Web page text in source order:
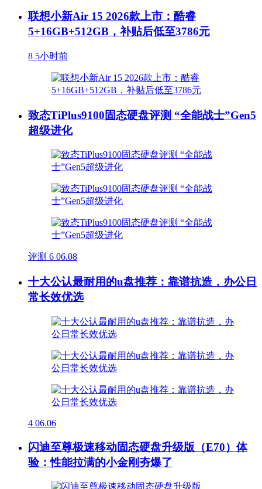
联想小新Air 15 2026款上市：酷睿
5+16GB+512GB，补贴后低至3786元
8 5小时前
致态TiPlus9100固态硬盘评测 “全能战士”Gen5
超级进化
评测 6 06.08
十大公认最耐用的u盘推荐：靠谱抗造，办公日
常长效优选
4 06.06
闪迪至尊极速移动固态硬盘升级版（E70）体
验：性能拉满的小金刚夯爆了